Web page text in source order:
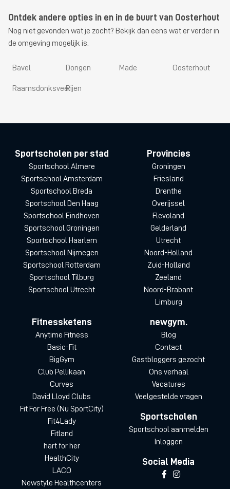
Ontdek andere opties in en in de buurt van Oosterhout
Nog niet gevonden wat je zocht? Bekijk dan eens wat er verder in
de omgeving mogelijk is.
Bavel Dongen Made Oosterhout
RaamsdonksveerRijen
Sportscholen per stad
Sportschool Almere
Sportschool Amsterdam
Sportschool Breda
Sportschool Den Haag
Sportschool Eindhoven
Sportschool Groningen
Sportschool Haarlem
Sportschool Nijmegen
Sportschool Rotterdam
Sportschool Tilburg
Sportschool Utrecht
Provincies
Groningen
Friesland
Drenthe
Overijssel
Flevoland
Gelderland
Utrecht
Noord-Holland
Zuid-Holland
Zeeland
Noord-Brabant
Limburg
Fitnessketens
Anytime Fitness
Basic-Fit
BigGym
Club Pellikaan
Curves
David Lloyd Clubs
Fit For Free (Nu SportCity)
Fit4Lady
Fitland
hart for her
HealthCity
LACO
Newstyle Healthcenters
newgym.
Blog
Contact
Gastbloggers gezocht
Ons verhaal
Vacatures
Veelgestelde vragen
Sportscholen
Sportschool aanmelden
Inloggen
Social Media